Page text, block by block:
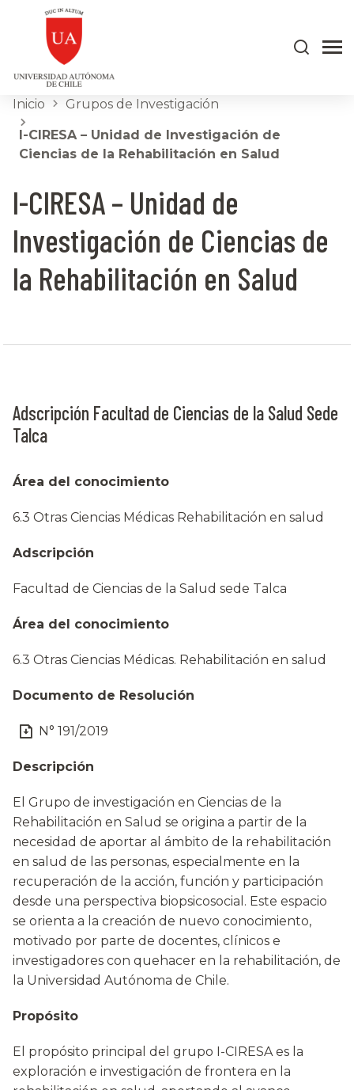
Inicio Grupos de Investigación
I-CIRESA – Unidad de Investigación de
Ciencias de la Rehabilitación en Salud
I-CIRESA – Unidad de
Investigación de Ciencias de
la Rehabilitación en Salud
Adscripción Facultad de Ciencias de la Salud Sede
Talca
Área del conocimiento
6.3 Otras Ciencias Médicas Rehabilitación en salud
Adscripción
Facultad de Ciencias de la Salud sede Talca
Área del conocimiento
6.3 Otras Ciencias Médicas. Rehabilitación en salud
Documento de Resolución
N° 191/2019
Descripción
El Grupo de investigación en Ciencias de la
Rehabilitación en Salud se origina a partir de la
necesidad de aportar al ámbito de la rehabilitación
en salud de las personas, especialmente en la
recuperación de la acción, función y participación
desde una perspectiva biopsicosocial. Este espacio
se orienta a la creación de nuevo conocimiento,
motivado por parte de docentes, clínicos e
investigadores con quehacer en la rehabilitación, de
la Universidad Autónoma de Chile.
Propósito
El propósito principal del grupo I-CIRESA es la
exploración e investigación de frontera en la